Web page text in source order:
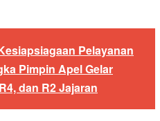
Pelayanan
Pimpin Apel Gelar
dan R2 Jajaran